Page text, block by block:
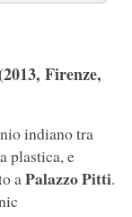
Firenze,
indiano tra
plastica, e
aPalazzo Pitti.